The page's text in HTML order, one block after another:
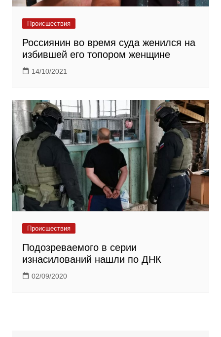
Происшествия
Россиянин во время суда женился на
избившей его топором женщине
14/10/2021
Происшествия
Подозреваемого в серии
изнасилований нашли по ДНК
02/09/2020